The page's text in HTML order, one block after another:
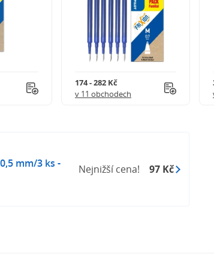
174 - 282 Kč
v 11 obchodech
mm/3 ks -
Nejnižší cena! 97 Kč